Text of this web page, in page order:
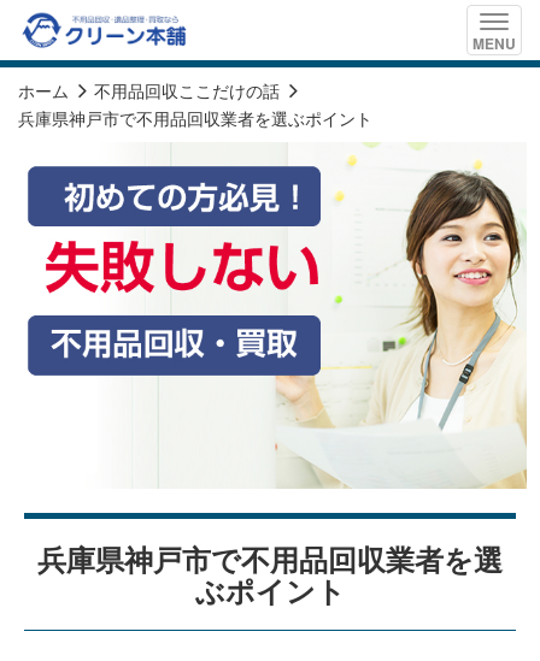
Toggle
MENU
ホーム
不用品回収ここだけの話
兵庫県神戸市で不用品回収業者を選ぶポイント
兵庫県神戸市で不用品回収業者を選
ぶポイント